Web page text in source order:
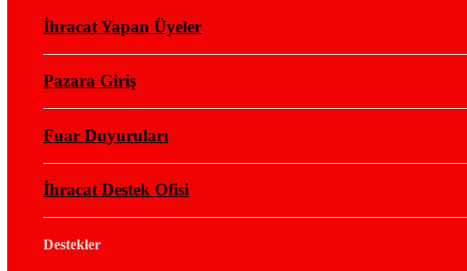
İhracat Yapan Üyeler
Pazara Giriş
Fuar Duyuruları
İhracat Destek Ofisi
Destekler